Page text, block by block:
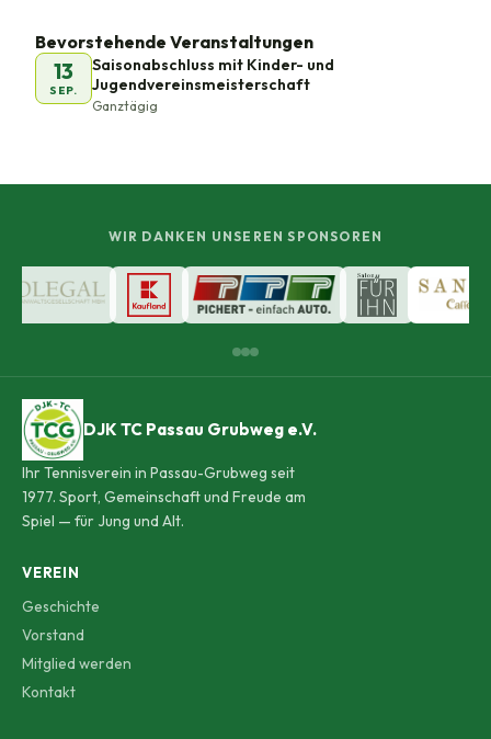
Bevorstehende Veranstaltungen
13
SEP.
Saisonabschluss mit Kinder- und
Jugendvereinsmeisterschaft
Ganztägig
WIR DANKEN UNSEREN SPONSOREN
DJK TC Passau Grubweg e.V.
Ihr Tennisverein in Passau-Grubweg seit
1977. Sport, Gemeinschaft und Freude am
Spiel — für Jung und Alt.
VEREIN
Geschichte
Vorstand
Mitglied werden
Kontakt